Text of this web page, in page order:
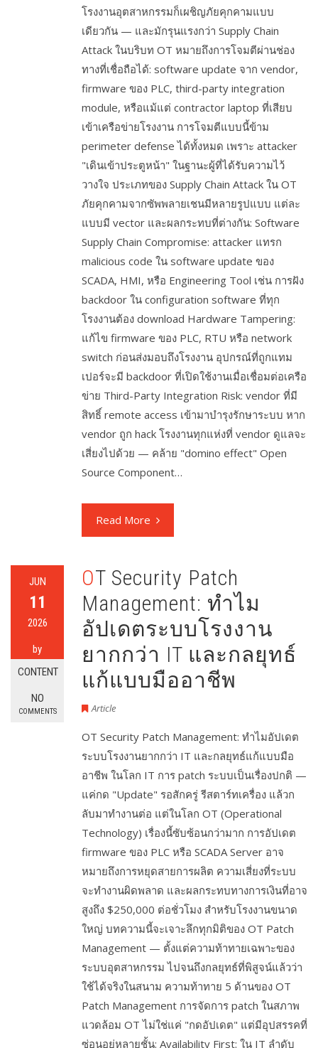
โรงงานอุตสาหกรรมก็เผชิญภัยคุกคามแบบ
เดียวกัน — และมักรุนแรงกว่า Supply Chain
Attack ในบริบท OT หมายถึงการโจมตีผ่านช่อง
ทางที่เชื่อถือได้: software update จาก vendor,
firmware ของ PLC, third-party integration
module, หรือแม้แต่ contractor laptop ที่เสียบ
เข้าเครือข่ายโรงงาน การโจมตีแบบนี้ข้าม
perimeter defense ได้ทั้งหมด เพราะ attacker
"เดินเข้าประตูหน้า" ในฐานะผู้ที่ได้รับความไว้
วางใจ ประเภทของ Supply Chain Attack ใน OT
ภัยคุกคามจากซัพพลายเชนมีหลายรูปแบบ แต่ละ
แบบมี vector และผลกระทบที่ต่างกัน: Software
Supply Chain Compromise: attacker แทรก
malicious code ใน software update ของ
SCADA, HMI, หรือ Engineering Tool เช่น การฝัง
backdoor ใน configuration software ที่ทุก
โรงงานต้อง download Hardware Tampering:
แก้ไข firmware ของ PLC, RTU หรือ network
switch ก่อนส่งมอบถึงโรงงาน อุปกรณ์ที่ถูกแทม
เปอร์จะมี backdoor ที่เปิดใช้งานเมื่อเชื่อมต่อเครือ
ข่าย Third-Party Integration Risk: vendor ที่มี
สิทธิ์ remote access เข้ามาบำรุงรักษาระบบ หาก
vendor ถูก hack โรงงานทุกแห่งที่ vendor ดูแลจะ
เสี่ยงไปด้วย — คล้าย "domino effect" Open
Source Component…
Read More
JUN
11
2026
by
CONTENT
NO
COMMENTS
OT Security Patch
Management: ทำไม
อัปเดตระบบโรงงาน
ยากกว่า IT และกลยุทธ์
แก้แบบมืออาชีพ
Article
OT Security Patch Management: ทำไมอัปเดต
ระบบโรงงานยากกว่า IT และกลยุทธ์แก้แบบมือ
อาชีพ ในโลก IT การ patch ระบบเป็นเรื่องปกติ —
แค่กด "Update" รอสักครู่ รีสตาร์ทเครื่อง แล้วก
ลับมาทำงานต่อ แต่ในโลก OT (Operational
Technology) เรื่องนี้ซับซ้อนกว่ามาก การอัปเดต
firmware ของ PLC หรือ SCADA Server อาจ
หมายถึงการหยุดสายการผลิต ความเสี่ยงที่ระบบ
จะทำงานผิดพลาด และผลกระทบทางการเงินที่อาจ
สูงถึง $250,000 ต่อชั่วโมง สำหรับโรงงานขนาด
ใหญ่ บทความนี้จะเจาะลึกทุกมิติของ OT Patch
Management — ตั้งแต่ความท้าทายเฉพาะของ
ระบบอุตสาหกรรม ไปจนถึงกลยุทธ์ที่พิสูจน์แล้วว่า
ใช้ได้จริงในสนาม ความท้าทาย 5 ด้านของ OT
Patch Management การจัดการ patch ในสภาพ
แวดล้อม OT ไม่ใช่แค่ "กดอัปเดต" แต่มีอุปสรรคที่
ซ่อนอยู่หลายชั้น: Availability First: ใน IT ลำดับ